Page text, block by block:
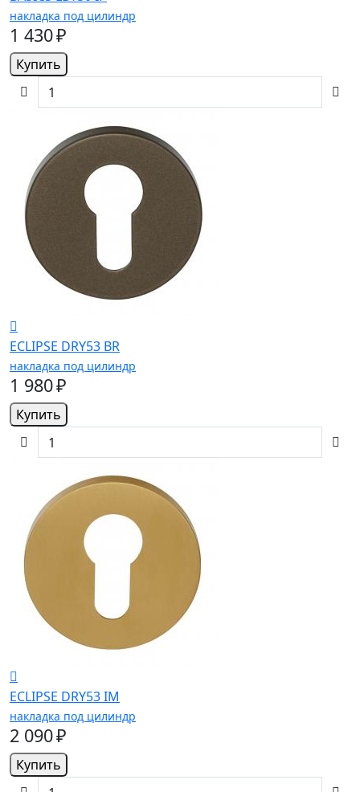
накладка под цилиндр
1 430 ₽
Купить
ECLIPSE DRY53 BR
накладка под цилиндр
1 980 ₽
Купить
ECLIPSE DRY53 IM
накладка под цилиндр
2 090 ₽
Купить